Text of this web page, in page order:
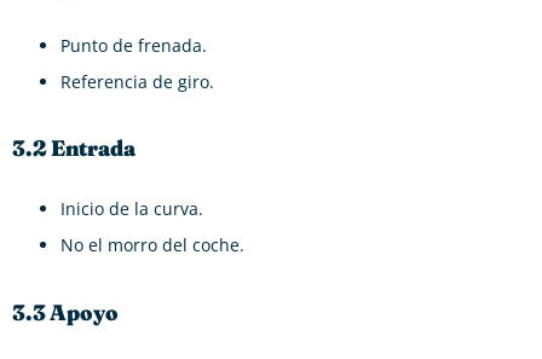
Punto de frenada.
Referencia de giro.
3.2 Entrada
Inicio de la curva.
No el morro del coche.
3.3 Apoyo